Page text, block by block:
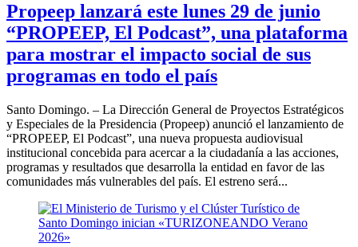
Propeep lanzará este lunes 29 de junio
“PROPEEP, El Podcast”, una plataforma
para mostrar el impacto social de sus
programas en todo el país
Santo Domingo. – La Dirección General de Proyectos Estratégicos
y Especiales de la Presidencia (Propeep) anunció el lanzamiento de
“PROPEEP, El Podcast”, una nueva propuesta audiovisual
institucional concebida para acercar a la ciudadanía a las acciones,
programas y resultados que desarrolla la entidad en favor de las
comunidades más vulnerables del país. El estreno será...